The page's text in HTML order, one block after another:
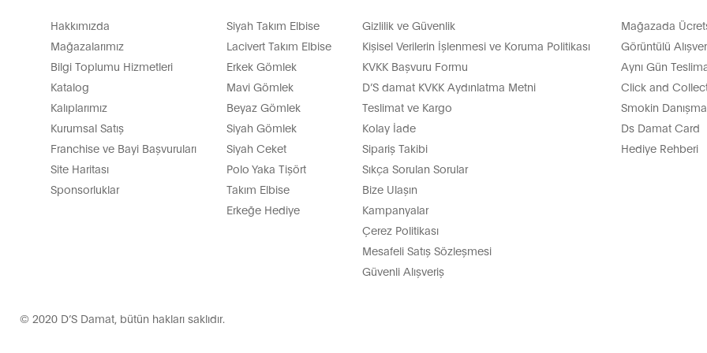
Ofis stilinin tamamlayıcısı olan çanta modelleri erkeklerin de vazgeçilmezi. Telefon, cüzdan, anahtarlık ve diğer küçük
çantalar en çok tercih edilenler arasında yer alıyor. Küçük eşyaların taşıma kolaylığını sağlayan el çantalarımız iş ve
profil hem de kullanım rahatlığı sunan bu ürünlerimiz fermuarlı yapısıyla da oldukça pratiktir.
Daha kapsamlı bir ürün arıyorsanız sırt çantası modellerimiz birden fazla göze sahip olmasıyla size ihtiyaç duyduğunuz
modelimiz geniş bölmeli gözüne ek olarak küçük fermuarlı alanları ile de eşyalarınızı dilediğiniz gibi yerleştirme
kullanmadığınız zamanlarda elde taşımayı kolaylaştırır. Omuz askıları istenilen uzunluğa göre ayarlanabilir ve rahat
Her duruma uygun çanta modellerimizden ihtiyacınıza en uygun olanı seçerek günlük stilinizi tamamlayabilirsiniz.
Çanta Seçerken Nelere Dikkat Edilmeli?
Seçeceğiniz çantanın iç hacmi ve genişliğinin kullanışlı olmasına dikkat edilmelidir. Birden fazla bölme ve göze
Uzun yıllar kullanacağınız bir model istiyorsanız materyalin dayanıklı olmasına dikkat etmelisiniz. %100 deri
D’S damat Erkek Çanta Modelleri ve Fiyatları
Hakkımızda
Mağazalarımız
Bilgi Toplumu Hizmetleri
Katalog
Kalıplarımız
Kurumsal Satış
Franchise ve Bayi Başvuruları
Site Haritası
Sponsorluklar
Siyah Takım Elbise
Lacivert Takım Elbise
Erkek Gömlek
Mavi Gömlek
Beyaz Gömlek
Siyah Gömlek
Siyah Ceket
Polo Yaka Tişört
Takım Elbise
Erkeğe Hediye
Gizlilik ve Güvenlik
Kişisel Verilerin İşlenmesi ve Koruma Politikası
KVKK Başvuru Formu
D’S damat KVKK Aydınlatma Metni
Teslimat ve Kargo
Kolay İade
Sipariş Takibi
Sıkça Sorulan Sorular
Bize Ulaşın
Kampanyalar
Çerez Politikası
Mesafeli Satış Sözleşmesi
Güvenli Alışveriş
Mağazada
Görüntülü
Aynı Gün
Click and
Smokin
Ds Damat Card
Hediye Rehberi
© 2020 D’S Damat, bütün hakları saklıdır.